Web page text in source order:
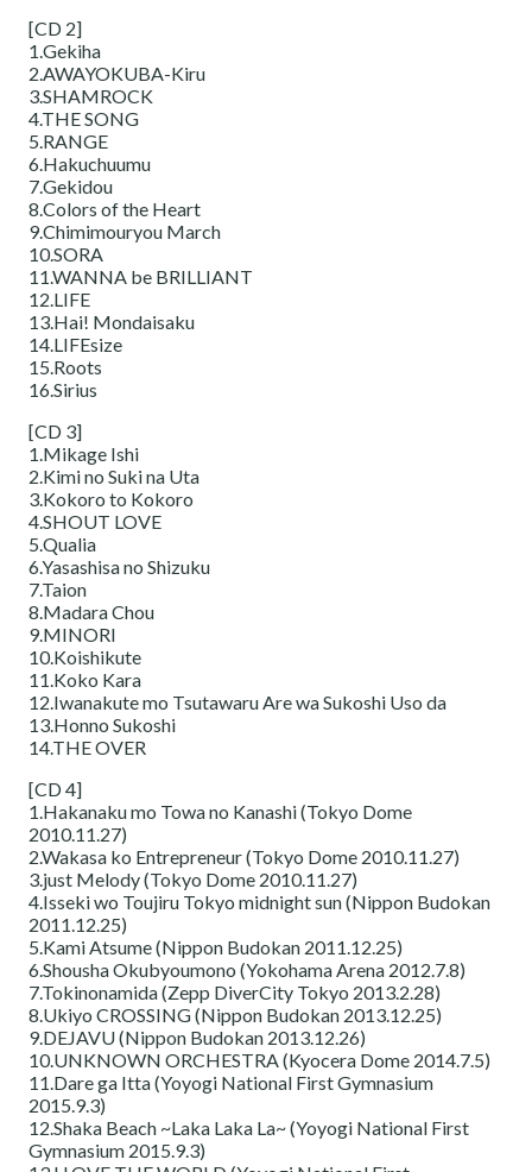
[CD 2]
1.Gekiha
2.AWAYOKUBA-Kiru
3.SHAMROCK
4.THE SONG
5.RANGE
6.Hakuchuumu
7.Gekidou
8.Colors of the Heart
9.Chimimouryou March
10.SORA
11.WANNA be BRILLIANT
12.LIFE
13.Hai! Mondaisaku
14.LIFEsize
15.Roots
16.Sirius
[CD 3]
1.Mikage Ishi
2.Kimi no Suki na Uta
3.Kokoro to Kokoro
4.SHOUT LOVE
5.Qualia
6.Yasashisa no Shizuku
7.Taion
8.Madara Chou
9.MINORI
10.Koishikute
11.Koko Kara
12.Iwanakute mo Tsutawaru Are wa Sukoshi Uso da
13.Honno Sukoshi
14.THE OVER
[CD 4]
1.Hakanaku mo Towa no Kanashi (Tokyo Dome
2010.11.27)
2.Wakasa ko Entrepreneur (Tokyo Dome 2010.11.27)
3.just Melody (Tokyo Dome 2010.11.27)
4.Isseki wo Toujiru Tokyo midnight sun (Nippon Budokan
2011.12.25)
5.Kami Atsume (Nippon Budokan 2011.12.25)
6.Shousha Okubyoumono (Yokohama Arena 2012.7.8)
7.Tokinonamida (Zepp DiverCity Tokyo 2013.2.28)
8.Ukiyo CROSSING (Nippon Budokan 2013.12.25)
9.DEJAVU (Nippon Budokan 2013.12.26)
10.UNKNOWN ORCHESTRA (Kyocera Dome 2014.7.5)
11.Dare ga Itta (Yoyogi National First Gymnasium
2015.9.3)
12.Shaka Beach ~Laka Laka La~ (Yoyogi National First
Gymnasium 2015.9.3)